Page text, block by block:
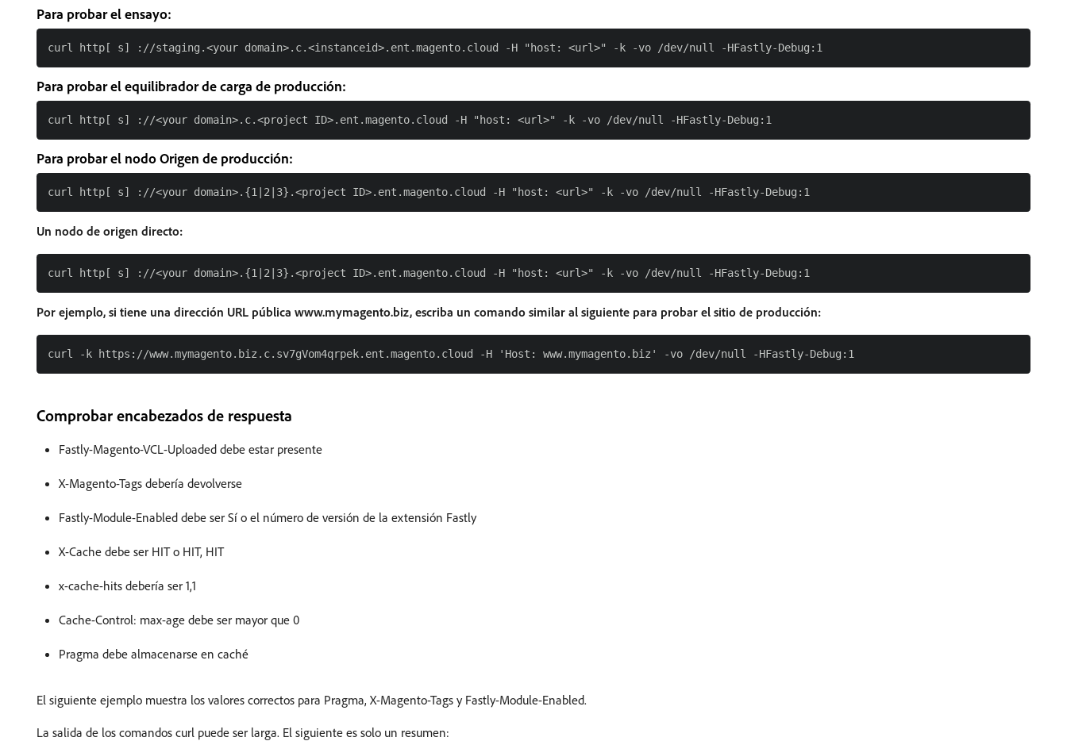
Para probar el ensayo:
Para probar el equilibrador de carga de producción:
Para probar el nodo Origen de producción:
Un nodo de origen directo:
Por ejemplo, si tiene una dirección URL pública www.mymagento.biz, escriba un comando similar al siguiente para probar el sitio de producción:
Comprobar encabezados de respuesta
Fastly-Magento-VCL-Uploaded debe estar presente
X-Magento-Tags debería devolverse
Fastly-Module-Enabled debe ser Sí o el número de versión de la extensión Fastly
X-Cache debe ser HIT o HIT, HIT
x-cache-hits debería ser 1,1
Cache-Control: max-age debe ser mayor que 0
Pragma debe almacenarse en caché
El siguiente ejemplo muestra los valores correctos para Pragma, X-Magento-Tags y Fastly-Module-Enabled.
La salida de los comandos curl puede ser larga. El siguiente es solo un resumen: